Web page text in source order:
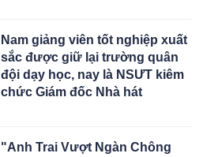
Nam giảng viên tốt nghiệp xuất
sắc được giữ lại trường quân
đội dạy học, nay là NSƯT kiêm
chức Giám đốc Nhà hát
"Anh Trai Vượt Ngàn Chông